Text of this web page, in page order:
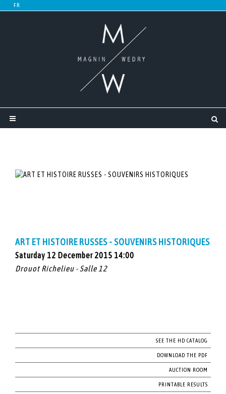
ART ET HISTOIRE RUSSES - SOUVENIRS HISTORIQUES
Saturday 12 December 2015 14:00
Drouot Richelieu - Salle 12
SEE THE HD CATALOG
DOWNLOAD THE PDF
AUCTION ROOM
PRINTABLE RESULTS